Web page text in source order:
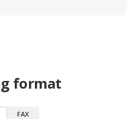
format
FAX